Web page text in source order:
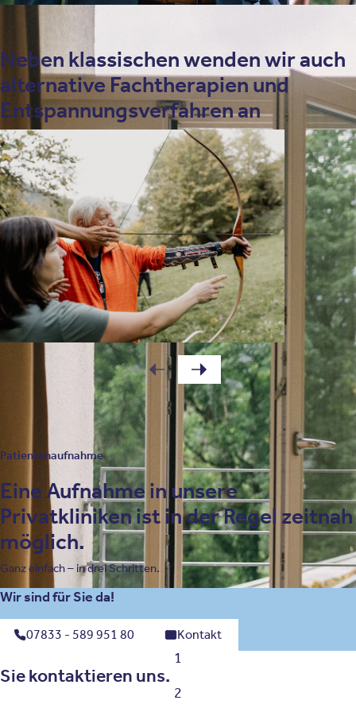
Neben klassischen wenden wir auch
alternative Fachtherapien und
Entspannungsverfahren an
Patientenaufnahme
Eine Aufnahme in unsere
Privatkliniken ist in der Regel zeitnah
möglich.
Ganz einfach – in drei Schritten.
Wir sind für Sie da!
07833 - 589 951 80 Kontakt
1
Sie kontaktieren uns.
2